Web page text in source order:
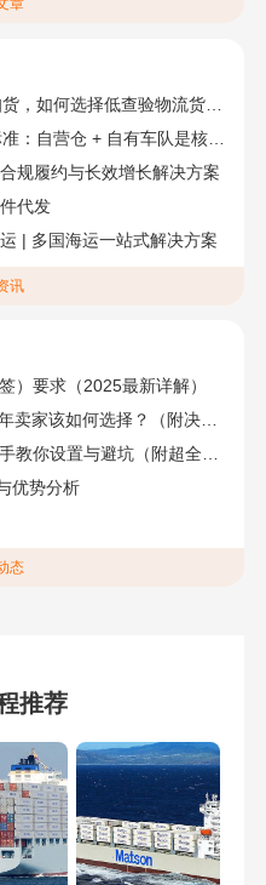
章
如何选择低查验物流货代？
营仓 + 自有车队是核心硬指标
规履约与长效增长解决方案
代发
| 多国海运一站式解决方案
讯
）要求（2025最新详解）
如何选择？（附决策流程图）
设置与避坑（附超全指南）
优势分析
态
推荐